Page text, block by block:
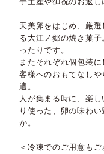
天美卵をはじめ、厳
る大江ノ郷の焼き菓
ったりです。
またそれぞれ個包装
客様へのおもてなし
適。
人が集まる時に、楽
り使った、卵の味わ
か。
＜冷凍でのご用意もご